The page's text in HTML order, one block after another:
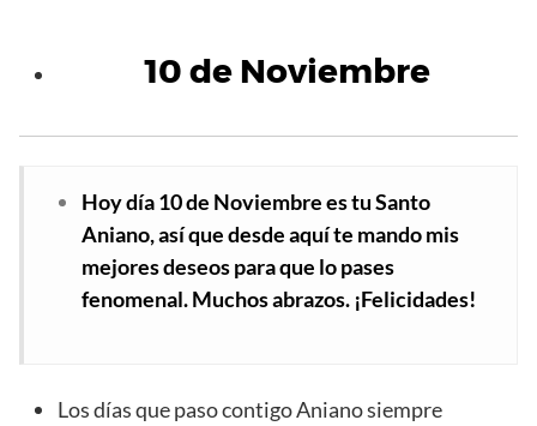
10 de Noviembre
Hoy día 10 de Noviembre es tu Santo
Aniano, así que desde aquí te mando mis
mejores deseos para que lo pases
fenomenal. Muchos abrazos. ¡Felicidades!
Los días que paso contigo Aniano siempre